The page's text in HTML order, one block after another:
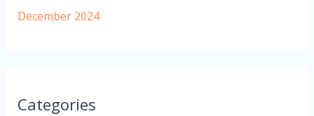
December 2024
Categories